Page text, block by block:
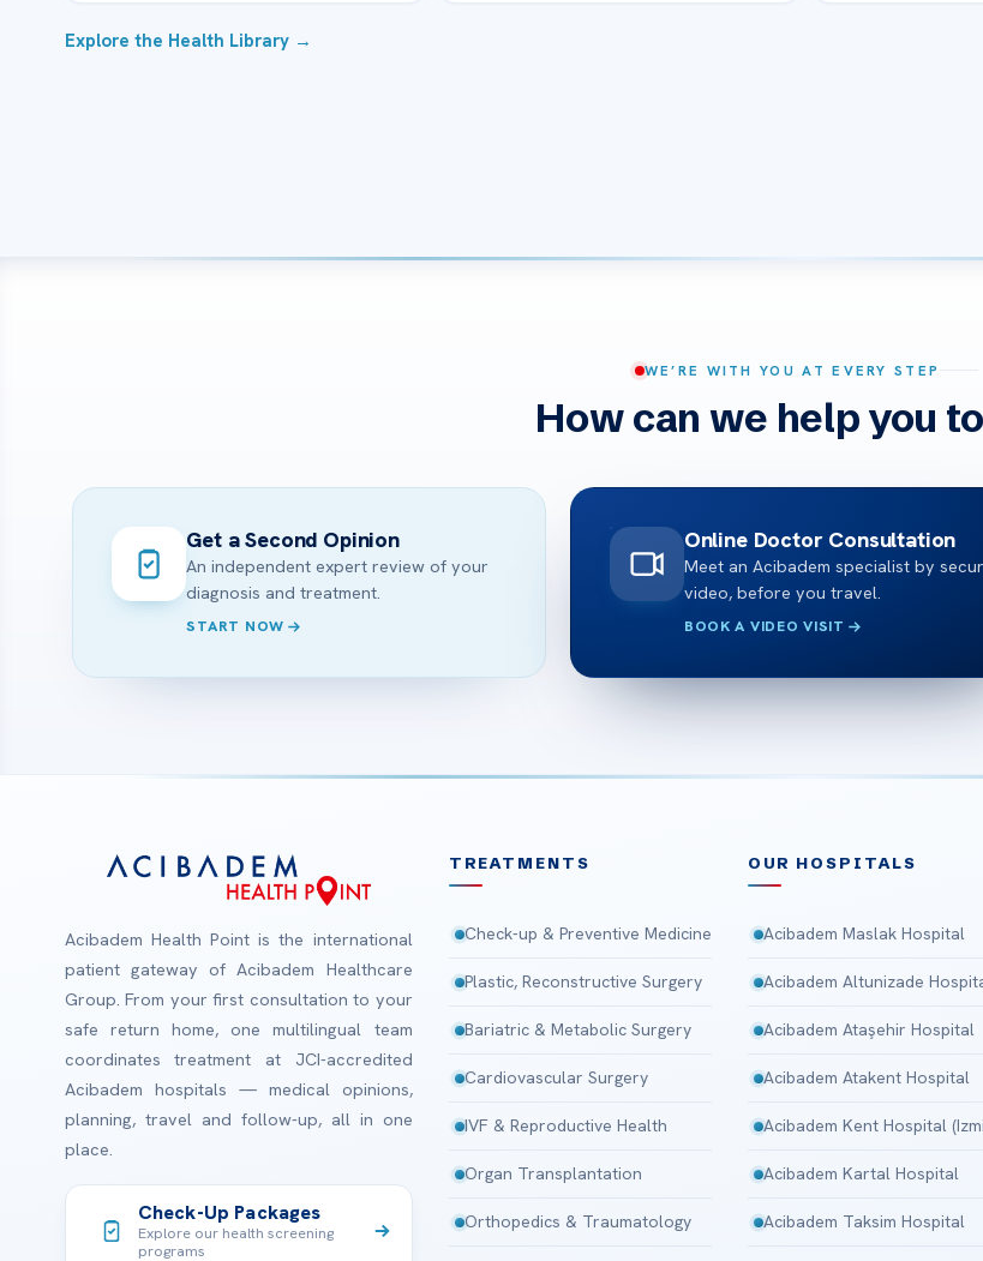
Explore the Health Library →
WE’RE WITH YOU AT EVERY STEP
How can we help you
Get a Second Opinion
An independent expert review of your
diagnosis and treatment.
START NOW
Online Doctor Consultation
Meet an Acibadem specialist by
video, before you travel.
BOOK A VIDEO VISIT
Acibadem Health Point is the international
patient gateway of Acibadem Healthcare
Group. From your first consultation to your
safe return home, one multilingual team
coordinates treatment at JCI-accredited
Acibadem hospitals — medical opinions,
planning, travel and follow-up, all in one
place.
Check-Up Packages
Explore our health screening
programs
TREATMENTS
Check-up & Preventive Medicine
Plastic, Reconstructive Surgery
Bariatric & Metabolic Surgery
Cardiovascular Surgery
IVF & Reproductive Health
Organ Transplantation
Orthopedics & Traumatology
OUR HOSPITALS
Acibadem Maslak Hospital
Acibadem Altunizade
Acibadem Ataşehir Hospital
Acibadem Atakent Hospital
Acibadem Kent Hospital
Acibadem Kartal Hospital
Acibadem Taksim Hospital